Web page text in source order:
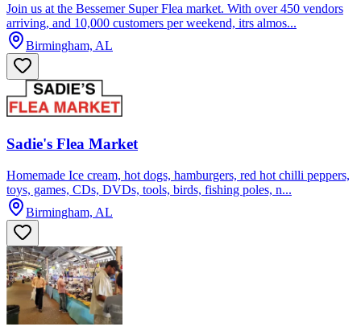
Join us at the Bessemer Super Flea market. With over 450 vendors
arriving, and 10,000 customers per weekend, itrs almos...
Birmingham, AL
Sadie's Flea Market
Homemade Ice cream, hot dogs, hamburgers, red hot chilli peppers,
toys, games, CDs, DVDs, tools, birds, fishing poles, n...
Birmingham, AL